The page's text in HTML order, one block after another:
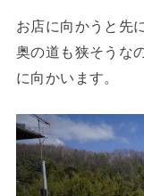
お店に向かうと先
奥の道も狭そうな
に向かいます。